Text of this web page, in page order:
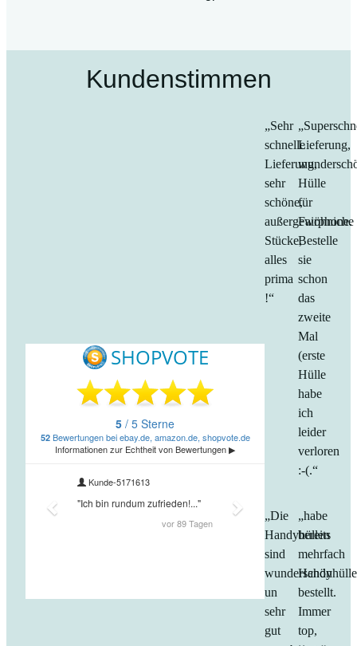
Kundenstimmen
„Sehr
schnelle
Lieferung,
sehr
schöne,
außergewöhniche
Stücke,
alles
prima
!“
Lieferung,
Hülle
für
Fairphone.
Bestelle
sie
schon
das
zweite
Mal
(erste
Hülle
habe
ich
leider
verloren
:-(.“
„Die
Handyhüllen
sind
wunderschön
un
sehr
gut
„habe
bereits
mehrfach
bestellt.
Immer
top,